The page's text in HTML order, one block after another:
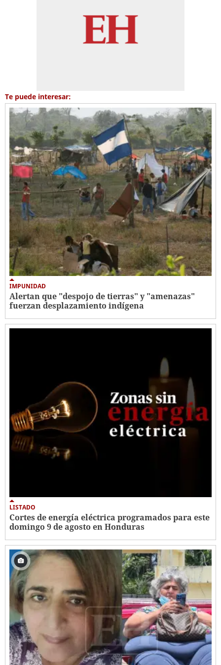
Te puede interesar:
IMPUNIDAD
Alertan que "despojo de tierras" y "amenazas"
fuerzan desplazamiento indígena
LISTADO
Cortes de energía eléctrica programados para este
domingo 9 de agosto en Honduras